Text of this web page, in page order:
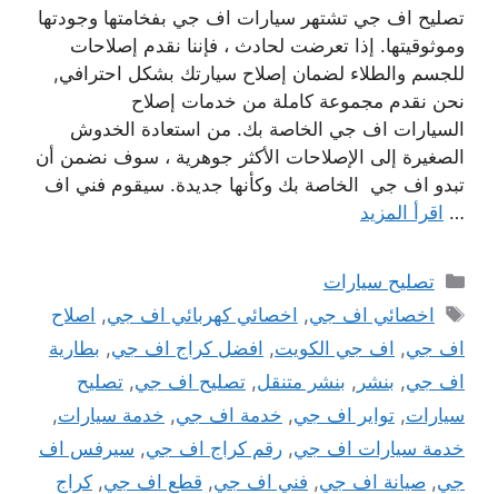
تصليح اف جي تشتهر سيارات اف جي بفخامتها وجودتها
وموثوقيتها. إذا تعرضت لحادث ، فإننا نقدم إصلاحات
للجسم والطلاء لضمان إصلاح سيارتك بشكل احترافي,
نحن نقدم مجموعة كاملة من خدمات إصلاح
السيارات اف جي الخاصة بك. من استعادة الخدوش
الصغيرة إلى الإصلاحات الأكثر جوهرية ، سوف نضمن أن
تبدو اف جي الخاصة بك وكأنها جديدة. سيقوم فني اف
… اقرأ المزيد
التصنيفات
تصليح سيارات
الوسوم
اخصائي اف جي, اخصائي كهربائي اف جي, اصلاح
اف جي, اف جي الكويت, افضل كراج اف جي, بطارية
اف جي, بنشر , بنشر متنقل, تصليح اف جي, تصليح
سيارات, تواير اف جي, خدمة اف جي, خدمة سيارات,
خدمة سيارات اف جي, رقم كراج اف جي, سيرفس اف
جي, صيانة اف جي, فني اف جي, قطع اف جي, كراج